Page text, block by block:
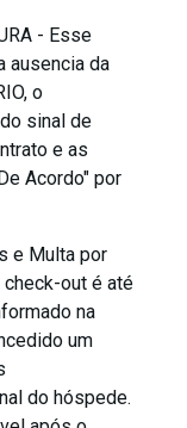
- Esse
ausencia da
o
sinal de
e as
Acordo" por
e Multa por
check-out é até
na
um
do hóspede.